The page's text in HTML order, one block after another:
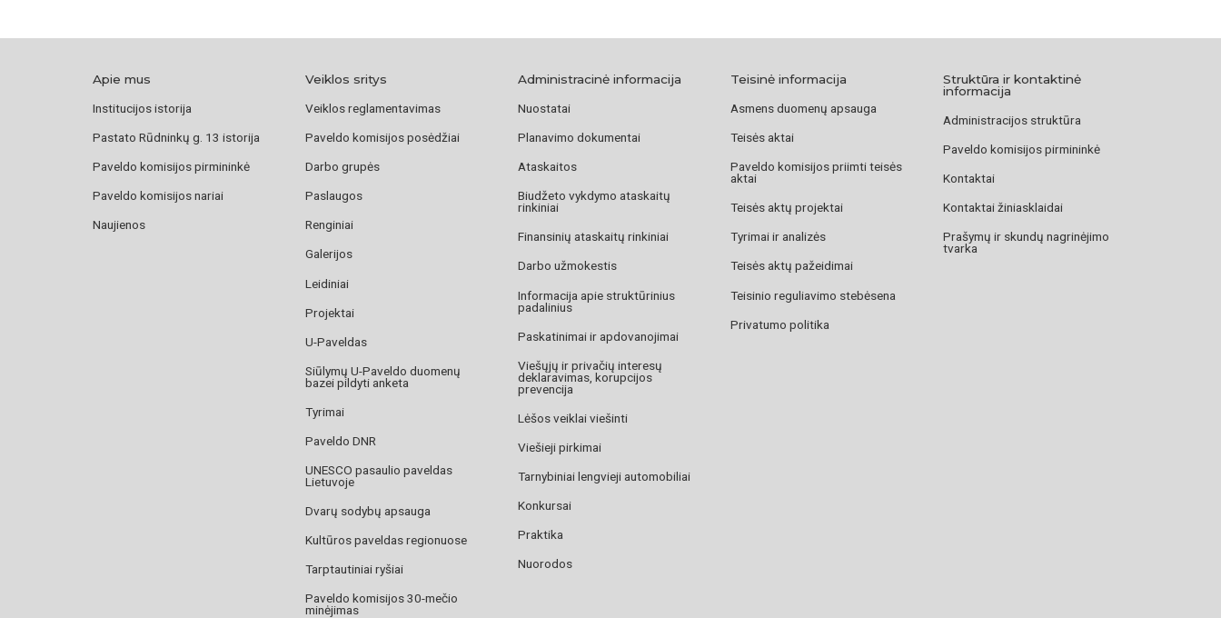
Apie mus
Institucijos istorija
Pastato Rūdninkų g. 13 istorija
Paveldo komisijos pirmininkė
Paveldo komisijos nariai
Naujienos
Veiklos sritys
Veiklos reglamentavimas
Paveldo komisijos posėdžiai
Darbo grupės
Paslaugos
Renginiai
Galerijos
Leidiniai
Projektai
U-Paveldas
Siūlymų U-Paveldo duomenų
bazei pildyti anketa
Tyrimai
Paveldo DNR
UNESCO pasaulio paveldas
Lietuvoje
Dvarų sodybų apsauga
Kultūros paveldas regionuose
Tarptautiniai ryšiai
Paveldo komisijos 30-mečio
minėjimas
Administracinė informacija
Nuostatai
Planavimo dokumentai
Ataskaitos
Biudžeto vykdymo ataskaitų
rinkiniai
Finansinių ataskaitų rinkiniai
Darbo užmokestis
Informacija apie struktūrinius
padalinius
Paskatinimai ir apdovanojimai
Viešųjų ir privačių interesų
deklaravimas, korupcijos
prevencija
Lėšos veiklai viešinti
Viešieji pirkimai
Tarnybiniai lengvieji automobiliai
Konkursai
Praktika
Nuorodos
Teisinė informacija
Asmens duomenų apsauga
Teisės aktai
Paveldo komisijos priimti teisės
aktai
Teisės aktų projektai
Tyrimai ir analizės
Teisės aktų pažeidimai
Teisinio reguliavimo stebėsena
Privatumo politika
Struktūra ir kontaktinė
informacija
Administracijos struktūra
Paveldo komisijos pirmininkė
Kontaktai
Kontaktai žiniasklaidai
Prašymų ir skundų nagrinėjimo
tvarka